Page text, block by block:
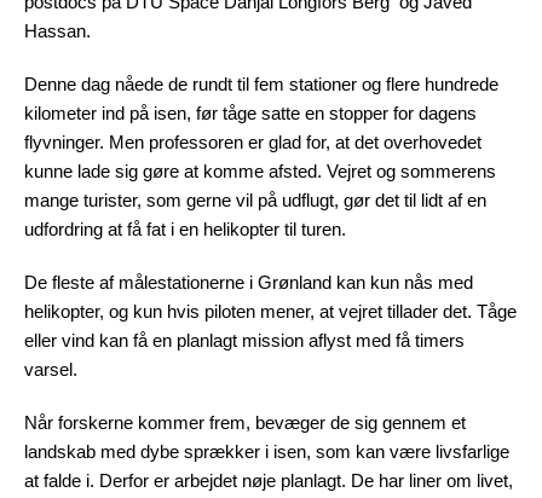
Hassan.
Denne dag nåede de rundt til fem stationer og flere hundrede
kilometer ind på isen, før tåge satte en stopper for dagens
flyvninger. Men professoren er glad for, at det overhovedet
kunne lade sig gøre at komme afsted. Vejret og sommerens
mange turister, som gerne vil på udflugt, gør det til lidt af en
udfordring at få fat i en helikopter til turen.
De fleste af målestationerne i Grønland kan kun nås med
helikopter, og kun hvis piloten mener, at vejret tillader det. Tåge
eller vind kan få en planlagt mission aflyst med få timers
varsel.
Når forskerne kommer frem, bevæger de sig gennem et
landskab med dybe sprækker i isen, som kan være livsfarlige
at falde i. Derfor er arbejdet nøje planlagt. De har liner om livet,